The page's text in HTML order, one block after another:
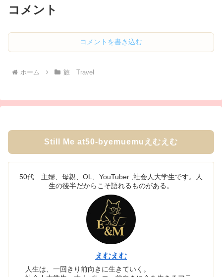
コメント
コメントを書き込む
ホーム 旅 Travel
Still Me at50-byemuemuえむえむ
50代 主婦、母親、OL、YouTuber ,社会人大学生です。人
生の後半だからこそ語れるものがある。
えむえむ
人生は、一回きり前向きに生きていく。